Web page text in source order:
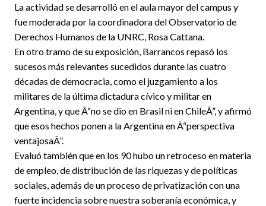
La actividad se desarrolló en el aula mayor del campus y
fue moderada por la coordinadora del Observatorio de
Derechos Humanos de la UNRC, Rosa Cattana.
En otro tramo de su exposición, Barrancos repasó los
sucesos más relevantes sucedidos durante las cuatro
décadas de democracia, como el juzgamiento a los
militares de la última dictadura cívico y militar en
Argentina, y que Â“no se dio en Brasil ni en ChileÂ”, y afirmó
que esos hechos ponen a la Argentina en Â“perspectiva
ventajosaÂ”.
Evaluó también que en los 90 hubo un retroceso en materia
de empleo, de distribución de las riquezas y de políticas
sociales, además de un proceso de privatización con una
fuerte incidencia sobre nuestra soberanía económica, y